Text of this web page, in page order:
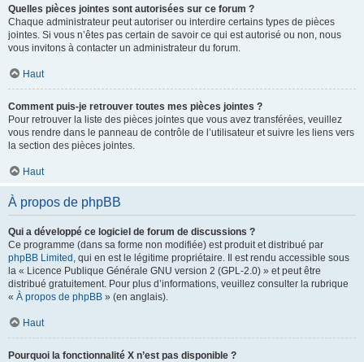
Quelles pièces jointes sont autorisées sur ce forum ?
Chaque administrateur peut autoriser ou interdire certains types de pièces
jointes. Si vous n’êtes pas certain de savoir ce qui est autorisé ou non, nous
vous invitons à contacter un administrateur du forum.
Haut
Comment puis-je retrouver toutes mes pièces jointes ?
Pour retrouver la liste des pièces jointes que vous avez transférées, veuillez
vous rendre dans le panneau de contrôle de l’utilisateur et suivre les liens vers
la section des pièces jointes.
Haut
À propos de phpBB
Qui a développé ce logiciel de forum de discussions ?
Ce programme (dans sa forme non modifiée) est produit et distribué par
phpBB Limited , qui en est le légitime propriétaire. Il est rendu accessible sous
la « Licence Publique Générale GNU version 2 (GPL-2.0) » et peut être
distribué gratuitement. Pour plus d’informations, veuillez consulter la rubrique
« À propos de phpBB » (en anglais).
Haut
Pourquoi la fonctionnalité X n’est pas disponible ?